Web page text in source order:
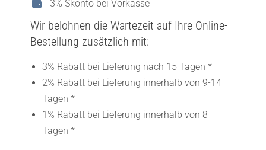
3% Skonto bei Vorkasse
Wir belohnen die Wartezeit auf Ihre Online-
Bestellung zusätzlich mit:
3% Rabatt bei Lieferung nach 15 Tagen *
2% Rabatt bei Lieferung innerhalb von 9-14
Tagen *
1% Rabatt bei Lieferung innerhalb von 8
Tagen *